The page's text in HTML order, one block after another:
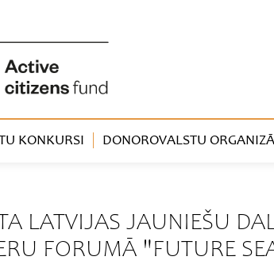
KONKURSI DONOROVALSTU
LATVIJAS JAUNIEŠU
FORUMĀ "FUTURE